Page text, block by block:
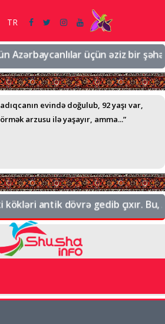
TR
üçün əziz bir
evində doğulub, 92 yaşı var,
arzusu ilə yaşayır, amma...”
antik dövrə gedib çıxır. Bu,